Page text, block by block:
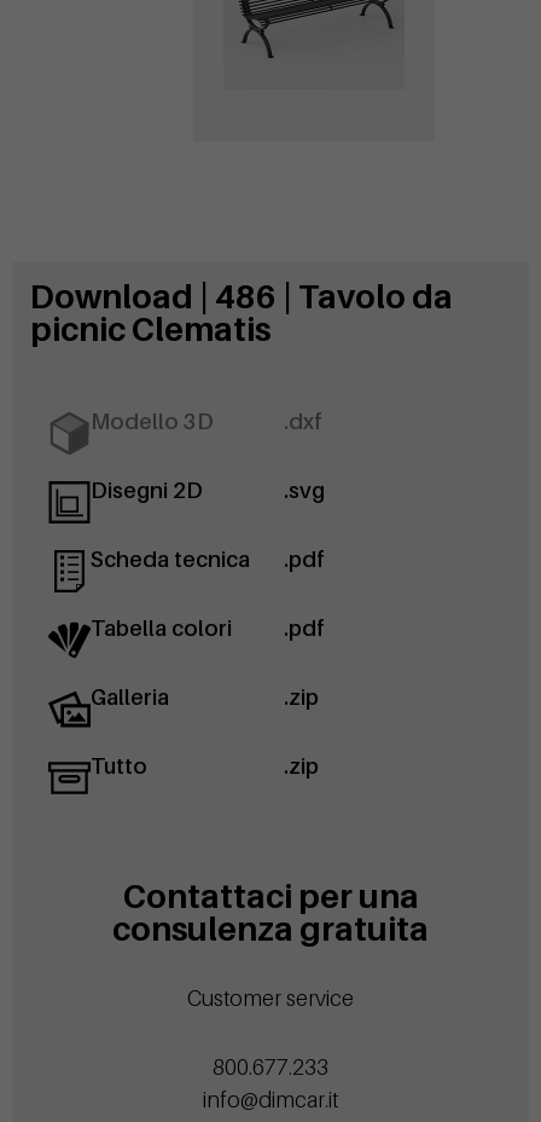
Download | 486 | Tavolo da
picnic Clematis
Modello 3D .dxf
Disegni 2D .svg
Scheda tecnica .pdf
Tabella colori .pdf
Galleria .zip
Tutto .zip
Contattaci per una
consulenza gratuita
Customer service
800.677.233
info@dimcar.it